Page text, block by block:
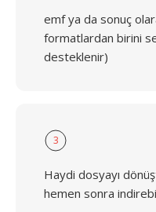
emf ya da sonuç
formatlardan birini
desteklenir)
3
Haydi dosyayı
hemen sonra